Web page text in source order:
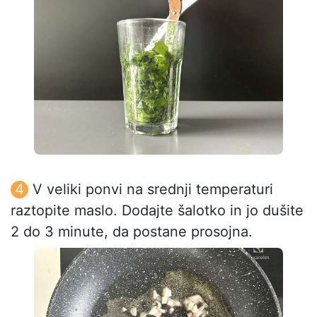
V veliki ponvi na srednji temperaturi
raztopite maslo. Dodajte šalotko in jo dušite
2 do 3 minute, da postane prosojna.